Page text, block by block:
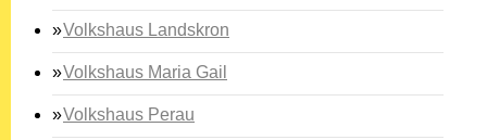
Volkshaus Landskron
Volkshaus Maria Gail
Volkshaus Perau